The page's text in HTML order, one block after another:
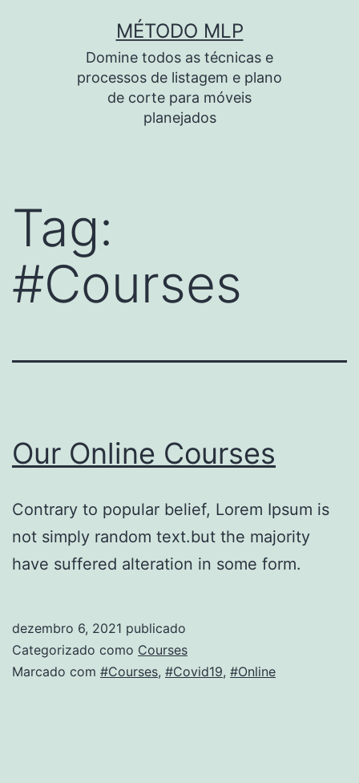
MÉTODO MLP
Domine todos as técnicas e
processos de listagem e plano
de corte para móveis
planejados
Tag:
#Courses
Our Online Courses
Contrary to popular belief, Lorem Ipsum is
not simply random text.but the majority
have suffered alteration in some form.
dezembro 6, 2021 publicado
Categorizado como Courses
Marcado com #Courses, #Covid19, #Online